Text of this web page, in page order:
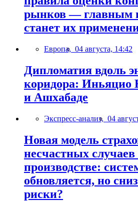
рынков — главным
станет их
Европа, 04 августа, 14:42
Дипломатия вдоль
коридора: Иньяцио
и Ашхабаде
Экспресс-анализ, 04
Новая модель
несчастных случаев
производстве:
обновляется, но
риски?